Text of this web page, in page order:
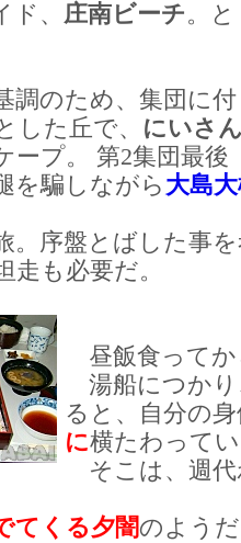
、 庄南ビーチ。と
のため、集団に付
した丘で、 にいさ
ープ。 第2集団最後
を騙しながら 大島
序盤とばした事
走も必要だ。
昼飯食ってか
湯船につかり
ると、自分の
に横たわって
そこは、週代
てくる夕闇のよう